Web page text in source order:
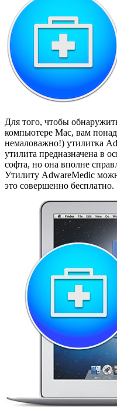
Для того, чтобы
компьютере Mac, вам
немаловажно!) утилитка
утилита предназначена в
софта, но она вполне
Утилиту AdwareMedic
это совершенно бесплатно.